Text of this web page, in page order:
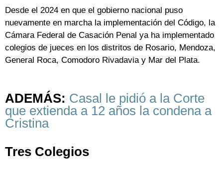
Desde el 2024 en que el gobierno nacional puso
nuevamente en marcha la implementación del Código, la
Cámara Federal de Casación Penal ya ha implementado
colegios de jueces en los distritos de Rosario, Mendoza,
General Roca, Comodoro Rivadavia y Mar del Plata.
ADEMÁS: Casal le pidió a la Corte
que extienda a 12 años la condena a
Cristina
Tres Colegios